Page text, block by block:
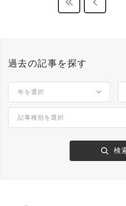
過去の記事を探す